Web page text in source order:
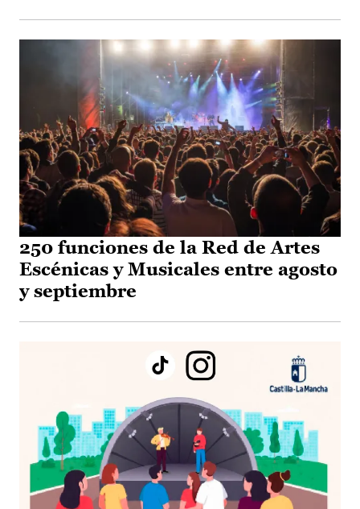
250 funciones de la Red de Artes
Escénicas y Musicales entre agosto
y septiembre